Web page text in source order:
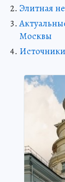
Элитная
Москвы